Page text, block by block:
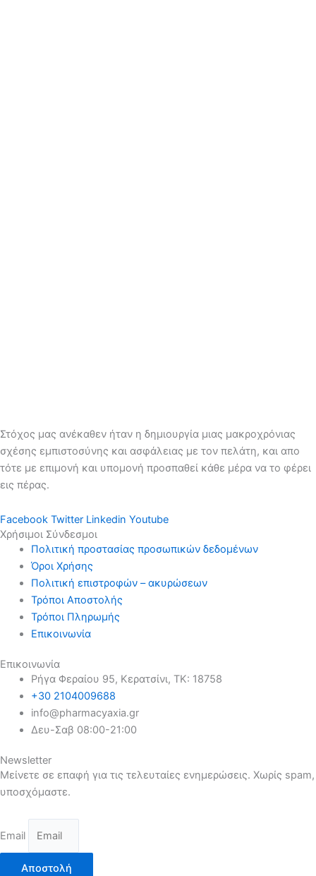
Στόχος μας ανέκαθεν ήταν η δημιουργία μιας μακροχρόνιας
σχέσης εμπιστοσύνης και ασφάλειας με τον πελάτη, και απο
τότε με επιμονή και υπομονή προσπαθεί κάθε μέρα να το φέρει
εις πέρας.
Facebook Twitter Linkedin Youtube
Χρήσιμοι Σύνδεσμοι
Πολιτική προστασίας προσωπικών δεδομένων
Όροι Χρήσης
Πολιτική επιστροφών – ακυρώσεων
Τρόποι Αποστολής
Τρόποι Πληρωμής
Επικοινωνία
Επικοινωνία
Ρήγα Φεραίου 95, Κερατσίνι, ΤΚ: 18758
+30 2104009688
info@pharmacyaxia.gr
Δευ-Σαβ 08:00-21:00
Newsletter
Μείνετε σε επαφή για τις τελευταίες ενημερώσεις. Χωρίς spam,
υποσχόμαστε.
Email
Αποστολή